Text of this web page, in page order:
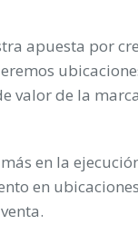
apuesta por
valor de la
en la
en